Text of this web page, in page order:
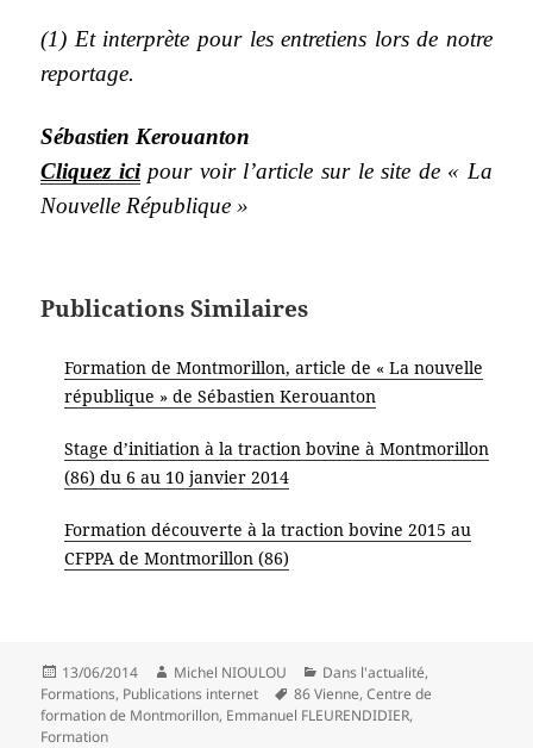
(1) Et interprète pour les entretiens lors de notre
reportage.
Sébastien Kerouanton
Cliquez icipour voir l’article sur le site de « La
Nouvelle République »
Publications Similaires
Formation de Montmorillon, article de « La nouvelle
république » de Sébastien Kerouanton
Stage d’initiation à la traction bovine à Montmorillon
(86) du 6 au 10 janvier 2014
Formation découverte à la traction bovine 2015 au
CFPPA de Montmorillon (86)
Publié
le
13/06/2014 Auteur
Michel NIOULOU Catégories
Dans l'actualité,
Formations, Publications internet
Mots-
clés
86 Vienne,Centre de
formation de Montmorillon, Emmanuel FLEURENDIDIER,
Formation